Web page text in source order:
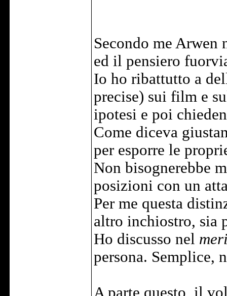
Secondo me Arwen
ed il pensiero
Io ho ribattutto a
precise) sui film e
ipotesi e poi
Come diceva
per esporre le
Non bisognerebbe
posizioni con un
Per me questa
altro inchiostro, sia
Ho discusso nel
persona. Semplice,
A parte questo, il